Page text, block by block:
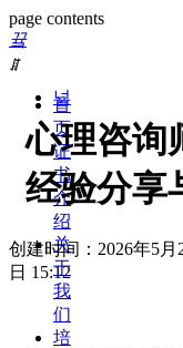
page contents
끀
ꁲ
首
页
证
书
介
绍
关
于
我
们
培
넙
心理咨询
经验分享
创建时间： 2026年5月
日 15:12